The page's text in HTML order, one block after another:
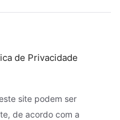
de Privacidade
site podem ser
de acordo com a